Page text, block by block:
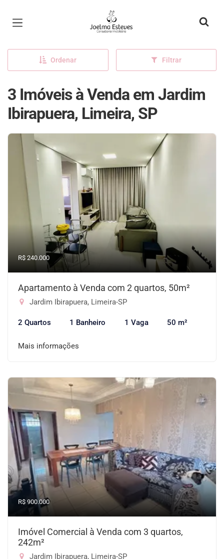
Página inicial
Ordenar Filtrar
3 Imóveis à Venda em Jardim
Ibirapuera, Limeira, SP
R$ 240.000
Apartamento à Venda com 2 quartos, 50m²
Jardim Ibirapuera, Limeira-SP
2 Quartos 1 Banheiro 1 Vaga 50 m²
Mais informações
R$ 900.000
Imóvel Comercial à Venda com 3 quartos,
242m²
Jardim Ibirapuera, Limeira-SP